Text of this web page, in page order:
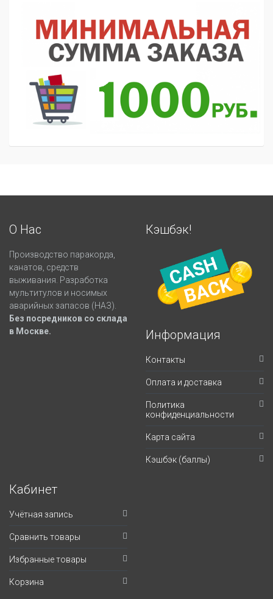
О Нас
Производство паракорда,
канатов, средств
выживания. Разработка
мультитулов и носимых
аварийных запасов (НАЗ).
Без посредников со склада
в Москве.
Кэшбэк!
Информация
Контакты
Оплата и доставка
Политика
конфиденциальности
Карта сайта
Кэшбэк (баллы)
Кабинет
Учётная запись
Сравнить товары
Избранные товары
Корзина